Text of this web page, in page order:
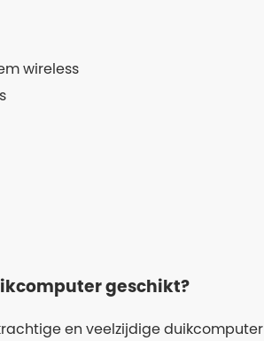
wireless
geschikt?
en veelzijdige duikcomputer